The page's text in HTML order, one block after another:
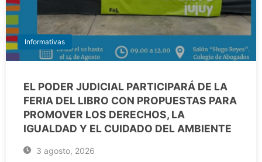
Informativas
EL PODER JUDICIAL PARTICIPARÁ DE LA
FERIA DEL LIBRO CON PROPUESTAS PARA
PROMOVER LOS DERECHOS, LA
IGUALDAD Y EL CUIDADO DEL AMBIENTE
3 agosto, 2026